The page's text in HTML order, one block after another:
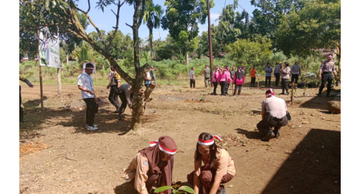
OPINI
Informasi
INDEKS
BERITA
KONTAK
KAMI